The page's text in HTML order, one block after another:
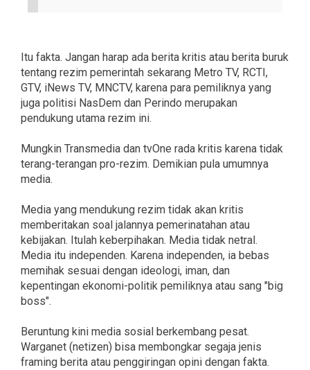
Itu fakta. Jangan harap ada berita kritis atau berita buruk
tentang rezim pemerintah sekarang Metro TV, RCTI,
GTV, iNews TV, MNCTV, karena para pemiliknya yang
juga politisi NasDem dan Perindo merupakan
pendukung utama rezim ini.
Mungkin Transmedia dan tvOne rada kritis karena tidak
terang-terangan pro-rezim. Demikian pula umumnya
media.
Media yang mendukung rezim tidak akan kritis
memberitakan soal jalannya pemerinatahan atau
kebijakan. Itulah keberpihakan. Media tidak netral.
Media itu independen. Karena independen, ia bebas
memihak sesuai dengan ideologi, iman, dan
kepentingan ekonomi-politik pemiliknya atau sang "big
boss".
Beruntung kini media sosial berkembang pesat.
Warganet (netizen) bisa membongkar segaja jenis
framing berita atau penggiringan opini dengan fakta.